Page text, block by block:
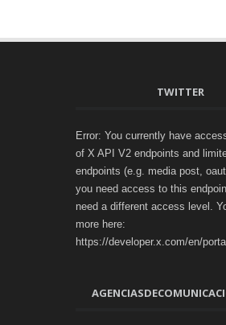
TWITTER
Error: You currently have
of X API V2 endpoints and
endpoints (e.g. media post,
you need access to this
need a different access level.
more here:
https://developer.x.com/en/